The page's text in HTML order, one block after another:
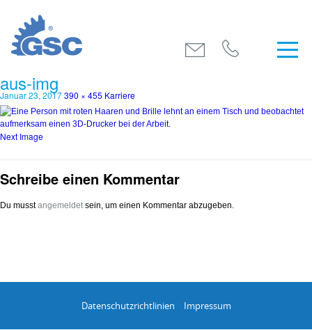
aus-img
Januar 23, 2017390 × 455 Karriere
Next Image
Schreibe einen Kommentar
Du musstangemeldetsein, um einen Kommentar abzugeben.
Datenschutzrichtlinien Impressum